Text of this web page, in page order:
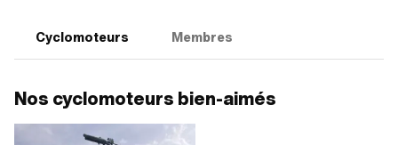
Cyclomoteurs Membres
Nos cyclomoteurs bien-aimés